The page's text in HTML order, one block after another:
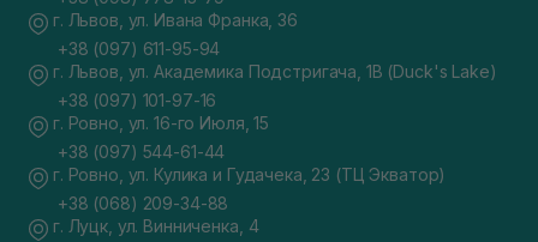
г. Львов, ул. Ивана Франка, 36
+38 (097) 611-95-94
г. Львов, ул. Академика Подстригача, 1В (Duck's Lake)
+38 (097) 101-97-16
г. Ровно, ул. 16-го Июля, 15
+38 (097) 544-61-44
г. Ровно, ул. Кулика и Гудачека, 23 (ТЦ Экватор)
+38 (068) 209-34-88
г. Луцк, ул. Винниченка, 4